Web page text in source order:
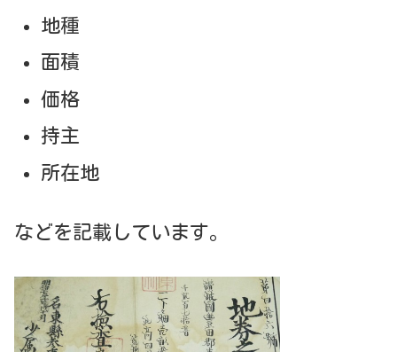
地種
面積
価格
持主
所在地
などを記載しています。